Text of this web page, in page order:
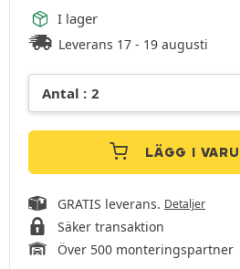
I lager
Leverans 17 - 19 augusti
LÄGG I
GRATIS leverans. Detaljer
Säker transaktion
Över 500 monteringspartner